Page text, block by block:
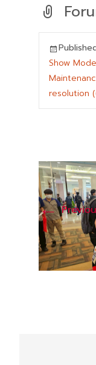
Show
resolution
←